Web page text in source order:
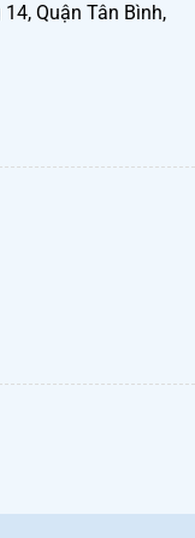
Quận Tân Bình,